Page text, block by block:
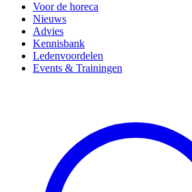
Voor de horeca
Nieuws
Advies
Kennisbank
Ledenvoordelen
Events & Trainingen